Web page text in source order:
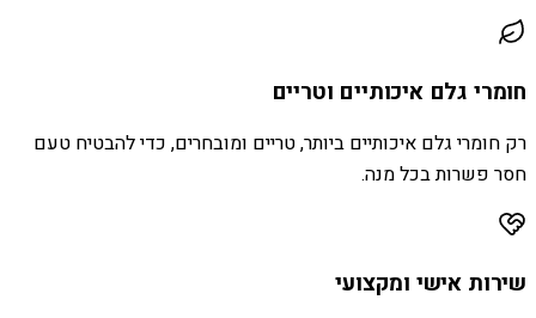
חומרי גלם איכותיים וטריים
רק חומרי גלם איכותיים ביותר, טריים ומובחרים, כדי להבטיח טעם
חסר פשרות בכל מנה.
שירות אישי ומקצועי